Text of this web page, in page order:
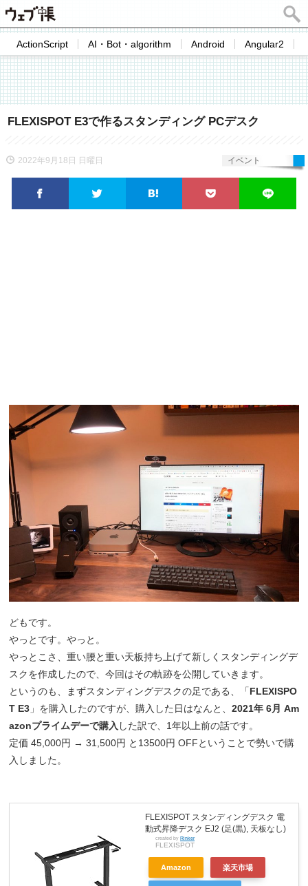
ActionScript AI・Bot・algorithm Android Angular2
FLEXISPOT E3で作るスタンディング PCデスク
2022年9月18日 日曜日 イベント
どもです。
やっとです。やっと。
やっとこさ、重い腰と重い天板持ち上げて新しくスタンディングデ
スクを作成したので、今回はその軌跡を公開していきます。
というのも、まずスタンディングデスクの足である、「FLEXISPO
T E3 」を購入したのですが、購入した日はなんと、 2021年 6月 Am
azonプライムデーで購入 した訳で、1年以上前の話です。
定価 45,000円 → 31,500円 と13500円 OFFということで勢いで購
入しました。
FLEXISPOT スタンディングデスク 電
動式昇降デスク EJ2 (足(黒), 天板なし)
created by Rinker
FLEXISPOT
Amazon 楽天市場